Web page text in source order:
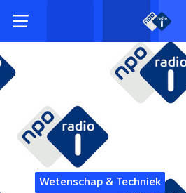
Wetenschap & Techniek